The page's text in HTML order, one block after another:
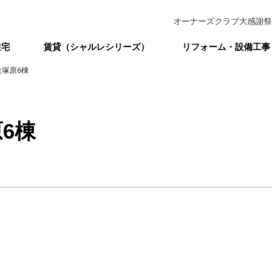
オーナーズクラブ大感謝祭
賃貸（シャルレシリーズ） リフォーム・設備工事
塚原6棟
棟